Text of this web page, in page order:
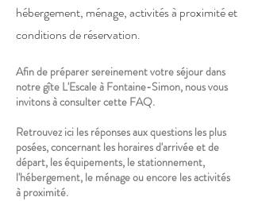
hébergement, ménage, activités à proximité et
conditions de réservation.
Afin de préparer sereinement votre séjour dans
notre gîte L'Escale à Fontaine-Simon, nous vous
invitons à consulter cette FAQ.
Retrouvez ici les réponses aux questions les plus
posées, concernant les horaires d'arrivée et de
départ, les équipements, le stationnement,
l'hébergement, le ménage ou encore les activités
à proximité.